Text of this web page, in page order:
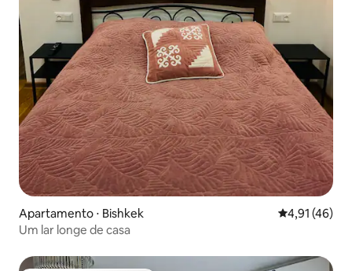
Apartamento ⋅ Bishkek 4,91 de uma
4,91 (46)
Um lar longe de casa